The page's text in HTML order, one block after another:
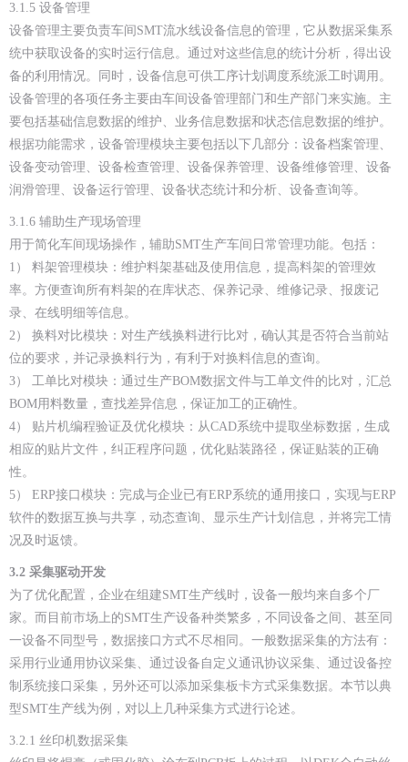
3.1.5 设备管理
设备管理主要负责车间SMT流水线设备信息的管理，它从数据采集系
统中获取设备的实时运行信息。通过对这些信息的统计分析，得出设
备的利用情况。同时，设备信息可供工序计划调度系统派工时调用。
设备管理的各项任务主要由车间设备管理部门和生产部门来实施。主
要包括基础信息数据的维护、业务信息数据和状态信息数据的维护。
根据功能需求，设备管理模块主要包括以下几部分：设备档案管理、
设备变动管理、设备检查管理、设备保养管理、设备维修管理、设备
润滑管理、设备运行管理、设备状态统计和分析、设备查询等。
3.1.6 辅助生产现场管理
用于简化车间现场操作，辅助SMT生产车间日常管理功能。包括：
1） 料架管理模块：维护料架基础及使用信息，提高料架的管理效
率。方便查询所有料架的在库状态、保养记录、维修记录、报废记
录、在线明细等信息。
2） 换料对比模块：对生产线换料进行比对，确认其是否符合当前站
位的要求，并记录换料行为，有利于对换料信息的查询。
3） 工单比对模块：通过生产BOM数据文件与工单文件的比对，汇总
BOM用料数量，查找差异信息，保证加工的正确性。
4） 贴片机编程验证及优化模块：从CAD系统中提取坐标数据，生成
相应的贴片文件，纠正程序问题，优化贴装路径，保证贴装的正确
性。
5） ERP接口模块：完成与企业已有ERP系统的通用接口，实现与ERP
软件的数据互换与共享，动态查询、显示生产计划信息，并将完工情
况及时返馈。
3.2 采集驱动开发
为了优化配置，企业在组建SMT生产线时，设备一般均来自多个厂
家。而目前市场上的SMT生产设备种类繁多，不同设备之间、甚至同
一设备不同型号，数据接口方式不尽相同。一般数据采集的方法有：
采用行业通用协议采集、通过设备自定义通讯协议采集、通过设备控
制系统接口采集，另外还可以添加采集板卡方式采集数据。本节以典
型SMT生产线为例，对以上几种采集方式进行论述。
3.2.1 丝印机数据采集